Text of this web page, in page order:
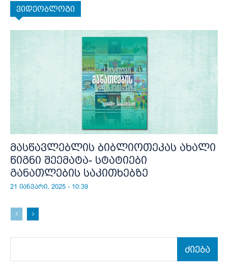
ვიდეობლოგი
მასწავლებლის ბიბლიოთეკას ახალი
წიგნი შეემატა- სტატიები
განათლების საკითხებზე
21 იანვარი, 2025 - 10:39
ძიება